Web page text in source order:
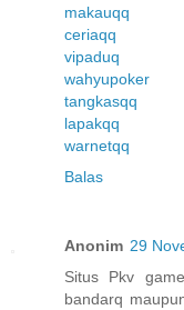
makauqq
ceriaqq
vipaduq
wahyupoker
tangkasqq
lapakqq
warnetqq
Balas
Anonim 29
Situs Pkv
bandarq